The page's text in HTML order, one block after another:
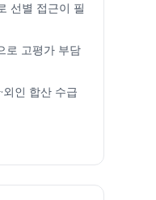
선별 접근이 필
로 고평가 부담
외인 합산 수급